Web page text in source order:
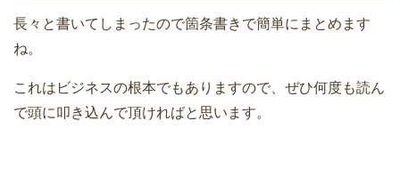
長々と書いてしまったので箇条書きで簡単にまとめます
ね。
これはビジネスの根本でもありますので、ぜひ何度も読ん
で頭に叩き込んで頂ければと思います。